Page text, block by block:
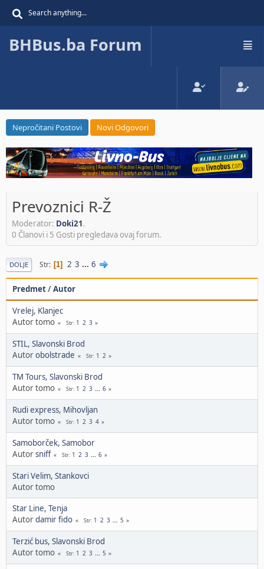
BHBus.ba Forum
Nepročitani Postovi Novi Odgovori
Prevoznici R-Ž
Moderator: Doki21.
0 Članovi i 5 Gosti pregledava ovaj forum.
DOLJE Str 1 2 3 ... 6
Predmet/Autor
Vrelej, Klanjec
Autor tomo
Str 1 2 3
STIL, Slavonski Brod
Autorobolstrade Str 1 2
TM Tours, Slavonski Brod
Autor tomo
Str 1 2 3 ... 6
Rudi express, Mihovljan
Autor tomo
Str 1 2 3 4
Samoborček, Samobor
Autorsniff Str 1 2 3 ... 6
Stari Velim, Stankovci
Autor tomo
Star Line, Tenja
Autordamir fido Str 1 2 3 ... 5
Terzić bus, Slavonski Brod
Autor tomo
Str 1 2 3 ... 5